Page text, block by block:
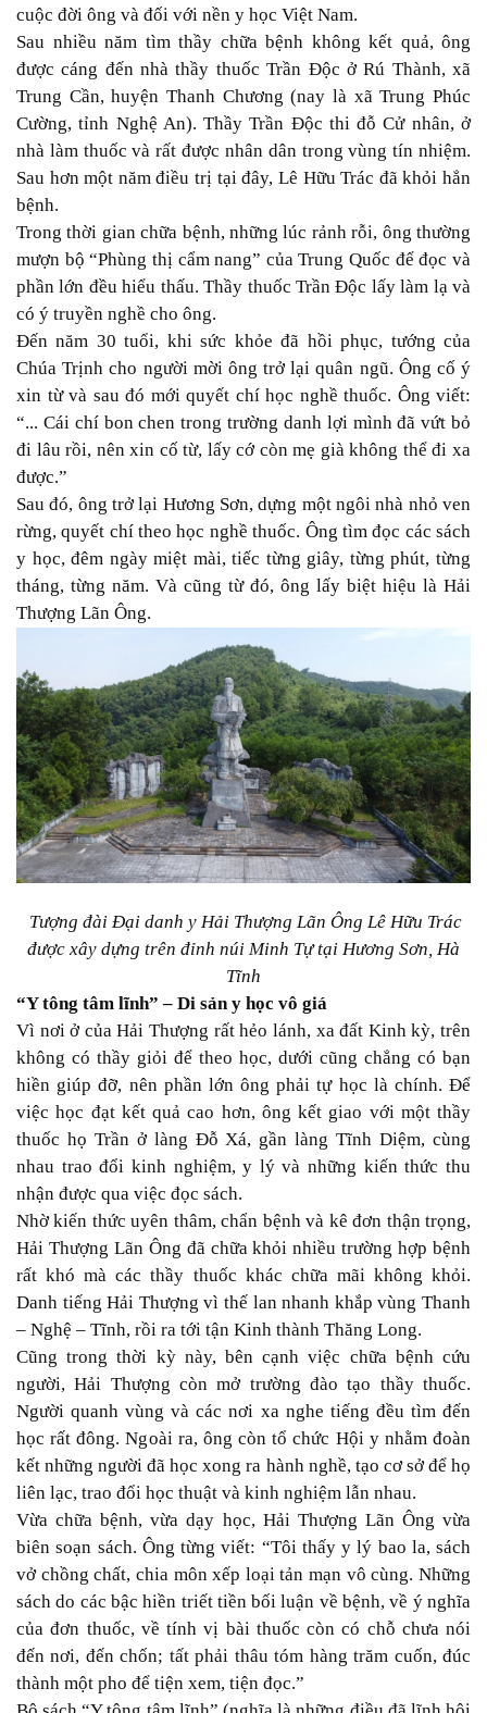
cuộc đời ông và đối với nền y học Việt Nam.
Sau nhiều năm tìm thầy chữa bệnh không kết quả, ông
được cáng đến nhà thầy thuốc Trần Độc ở Rú Thành, xã
Trung Cần, huyện Thanh Chương (nay là xã Trung Phúc
Cường, tỉnh Nghệ An). Thầy Trần Độc thi đỗ Cử nhân, ở
nhà làm thuốc và rất được nhân dân trong vùng tín nhiệm.
Sau hơn một năm điều trị tại đây, Lê Hữu Trác đã khỏi hẳn
bệnh.
Trong thời gian chữa bệnh, những lúc rảnh rỗi, ông thường
mượn bộ “Phùng thị cẩm nang” của Trung Quốc để đọc và
phần lớn đều hiểu thấu. Thầy thuốc Trần Độc lấy làm lạ và
có ý truyền nghề cho ông.
Đến năm 30 tuổi, khi sức khỏe đã hồi phục, tướng của
Chúa Trịnh cho người mời ông trở lại quân ngũ. Ông cố ý
xin từ và sau đó mới quyết chí học nghề thuốc. Ông viết:
“... Cái chí bon chen trong trường danh lợi mình đã vứt bỏ
đi lâu rồi, nên xin cố từ, lấy cớ còn mẹ già không thể đi xa
được.”
Sau đó, ông trở lại Hương Sơn, dựng một ngôi nhà nhỏ ven
rừng, quyết chí theo học nghề thuốc. Ông tìm đọc các sách
y học, đêm ngày miệt mài, tiếc từng giây, từng phút, từng
tháng, từng năm. Và cũng từ đó, ông lấy biệt hiệu là Hải
Thượng Lãn Ông.
Tượng đài Đại danh y Hải Thượng Lãn Ông Lê Hữu Trác
được xây dựng trên đỉnh núi Minh Tự tại Hương Sơn, Hà
Tĩnh
“Y tông tâm lĩnh” – Di sản y học vô giá
Vì nơi ở của Hải Thượng rất hẻo lánh, xa đất Kinh kỳ, trên
không có thầy giỏi để theo học, dưới cũng chẳng có bạn
hiền giúp đỡ, nên phần lớn ông phải tự học là chính. Để
việc học đạt kết quả cao hơn, ông kết giao với một thầy
thuốc họ Trần ở làng Đỗ Xá, gần làng Tĩnh Diệm, cùng
nhau trao đổi kinh nghiệm, y lý và những kiến thức thu
nhận được qua việc đọc sách.
Nhờ kiến thức uyên thâm, chẩn bệnh và kê đơn thận trọng,
Hải Thượng Lãn Ông đã chữa khỏi nhiều trường hợp bệnh
rất khó mà các thầy thuốc khác chữa mãi không khỏi.
Danh tiếng Hải Thượng vì thế lan nhanh khắp vùng Thanh
– Nghệ – Tĩnh, rồi ra tới tận Kinh thành Thăng Long.
Cũng trong thời kỳ này, bên cạnh việc chữa bệnh cứu
người, Hải Thượng còn mở trường đào tạo thầy thuốc.
Người quanh vùng và các nơi xa nghe tiếng đều tìm đến
học rất đông. Ngoài ra, ông còn tổ chức Hội y nhằm đoàn
kết những người đã học xong ra hành nghề, tạo cơ sở để họ
liên lạc, trao đổi học thuật và kinh nghiệm lẫn nhau.
Vừa chữa bệnh, vừa dạy học, Hải Thượng Lãn Ông vừa
biên soạn sách. Ông từng viết: “Tôi thấy y lý bao la, sách
vở chồng chất, chia môn xếp loại tản mạn vô cùng. Những
sách do các bậc hiền triết tiền bối luận về bệnh, về ý nghĩa
của đơn thuốc, về tính vị bài thuốc còn có chỗ chưa nói
đến nơi, đến chốn; tất phải thâu tóm hàng trăm cuốn, đúc
thành một pho để tiện xem, tiện đọc.”